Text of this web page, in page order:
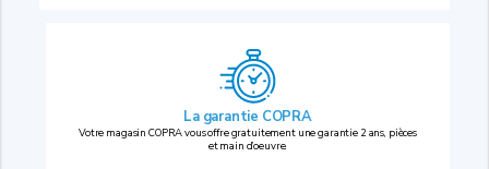
La garantie COPRA
Votre magasin COPRA vous offre gratuitement une garantie 2 ans, pièces
et main d’oeuvre.